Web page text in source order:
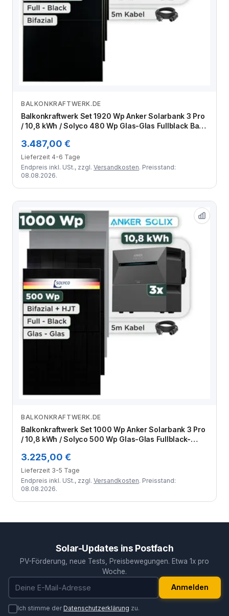
Zum Angebot
BALKONKRAFTWERK.DE
Balkonkraftwerk Set 1920 Wp Anker Solarbank 3 Pro
/ 10,8 kWh / Solyco 480 Wp Glas-Glas Fullblack Back
3.487,00 €
Lieferzeit 4-6 Tage
Endpreis inkl. USt., zzgl. Versandkosten. Preisstand:
08.08.2026.
Zum Angebot
BALKONKRAFTWERK.DE
Balkonkraftwerk Set 1000 Wp Anker Solarbank 3 Pro
/ 10,8 kWh / Solyco 500 Wp Glas-Glas Fullblack-
3.225,00 €
Lieferzeit 3-5 Tage
Endpreis inkl. USt., zzgl. Versandkosten. Preisstand:
08.08.2026.
Solar-Updates ins Postfach
PV-Förderung, neue Tests, Preisbewegungen. Etwa 1x pro
Woche.
E-Mail-Adresse
Anmelden
Ich stimme derDatenschutzerklärung zu.